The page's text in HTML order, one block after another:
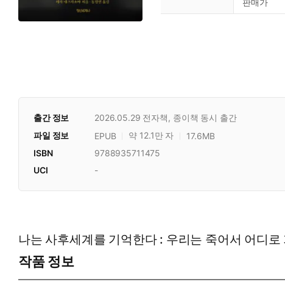
판매가
출간 정보 2026.05.29 전자책, 종이책 동시 출간
파일 정보
EPUB 약 12.1만 자 17.6MB
ISBN
9788935711475
UCI
-
나는 사후세계를 기억한다 : 우리는 죽어서 어디
작품 정보